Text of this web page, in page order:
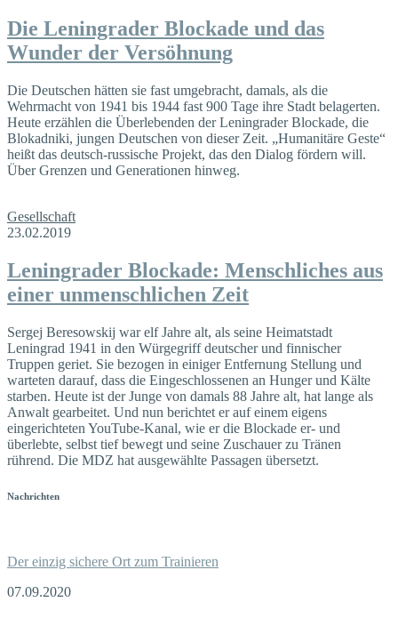
Die Leningrader Blockade und das
Wunder der Versöhnung
Die Deutschen hätten sie fast umgebracht, damals, als die
Wehrmacht von 1941 bis 1944 fast 900 Tage ihre Stadt belagerten.
Heute erzählen die Überlebenden der Leningrader Blockade, die
Blokadniki, jungen Deutschen von dieser Zeit. „Humanitäre Geste“
heißt das deutsch-russische Projekt, das den Dialog fördern will.
Über Grenzen und Generationen hinweg.
Gesellschaft
23.02.2019
Leningrader Blockade: Menschliches aus
einer unmenschlichen Zeit
Sergej Beresowskij war elf Jahre alt, als seine Heimatstadt
Leningrad 1941 in den Würgegriff deutscher und finnischer
Truppen geriet. Sie bezogen in einiger Entfernung Stellung und
warteten darauf, dass die Eingeschlossenen an Hunger und Kälte
starben. Heute ist der Junge von damals 88 Jahre alt, hat lange als
Anwalt gearbeitet. Und nun berichtet er auf einem eigens
eingerichteten YouTube-Kanal, wie er die Blockade er- und
überlebte, selbst tief bewegt und seine Zuschauer zu Tränen
rührend. Die MDZ hat ausgewählte Passagen übersetzt.
Nachrichten
Der einzig sichere Ort zum Trainieren
07.09.2020